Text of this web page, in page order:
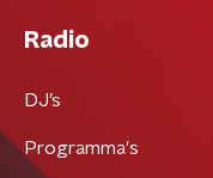
Radio
DJ’s
Programma's